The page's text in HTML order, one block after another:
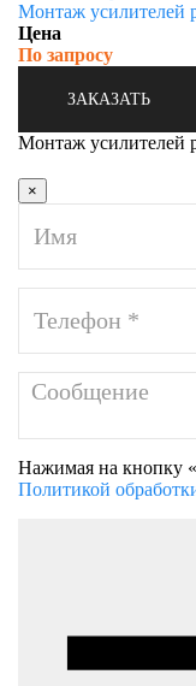
Монтаж усилителей
Цена
По запросу
ЗАКАЗАТЬ
Монтаж усилителей
×
Нажимая на кнопку
Политикой